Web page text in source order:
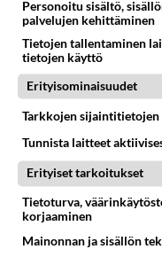
Muistatko? Kädestä
Henry-miljonääriltä
Tiesitkö? Martina
Muistatko Hyvät, pahat ja
kohusarjan henkiin
Personoitu sisältö,
palvelujen kehittäminen
Tietojen tallentaminen
tietojen käyttö
Erityisominaisuudet
Tarkkojen
Tunnista laitteet
Erityiset tarkoitukset
Tietoturva,
korjaaminen
Mainonnan ja sisällön